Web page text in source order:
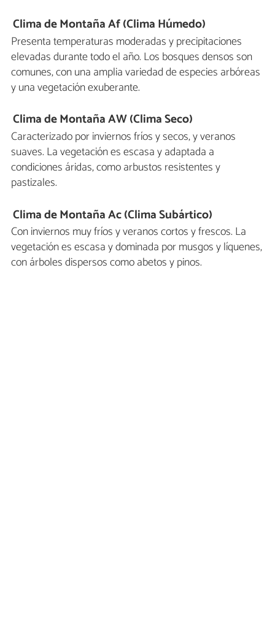
Clima de Montaña Af (Clima Húmedo)
Presenta temperaturas moderadas y precipitaciones
elevadas durante todo el año. Los bosques densos son
comunes, con una amplia variedad de especies arbóreas
y una vegetación exuberante.
Clima de Montaña AW (Clima Seco)
Caracterizado por inviernos fríos y secos, y veranos
suaves. La vegetación es escasa y adaptada a
condiciones áridas, como arbustos resistentes y
pastizales.
Clima de Montaña Ac (Clima Subártico)
Con inviernos muy fríos y veranos cortos y frescos. La
vegetación es escasa y dominada por musgos y líquenes,
con árboles dispersos como abetos y pinos.